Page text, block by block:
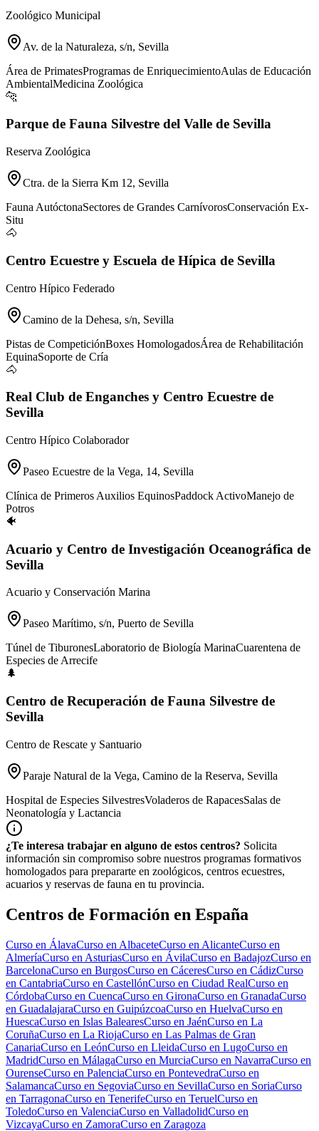
Zoológico Municipal
Av. de la Naturaleza, s/n, Sevilla
Área de PrimatesProgramas de EnriquecimientoAulas de Educación
AmbientalMedicina Zoológica
🐆
Parque de Fauna Silvestre del Valle de Sevilla
Reserva Zoológica
Ctra. de la Sierra Km 12, Sevilla
Fauna AutóctonaSectores de Grandes CarnívorosConservación Ex-
Situ
🐴
Centro Ecuestre y Escuela de Hípica de Sevilla
Centro Hípico Federado
Camino de la Dehesa, s/n, Sevilla
Pistas de CompeticiónBoxes HomologadosÁrea de Rehabilitación
EquinaSoporte de Cría
🐴
Real Club de Enganches y Centro Ecuestre de
Sevilla
Centro Hípico Colaborador
Paseo Ecuestre de la Vega, 14, Sevilla
Clínica de Primeros Auxilios EquinosPaddock ActivoManejo de
Potros
🐠
Acuario y Centro de Investigación Oceanográfica de
Sevilla
Acuario y Conservación Marina
Paseo Marítimo, s/n, Puerto de Sevilla
Túnel de TiburonesLaboratorio de Biología MarinaCuarentena de
Especies de Arrecife
🌲
Centro de Recuperación de Fauna Silvestre de
Sevilla
Centro de Rescate y Santuario
Paraje Natural de la Vega, Camino de la Reserva, Sevilla
Hospital de Especies SilvestresVoladeros de RapacesSalas de
Neonatología y Lactancia
¿Te interesa trabajar en alguno de estos centros? Solicita
información sin compromiso sobre nuestros programas formativos
homologados para prepararte en zoológicos, centros ecuestres,
acuarios y reservas de fauna en tu provincia.
Centros de Formación en España
Curso en ÁlavaCurso en AlbaceteCurso en AlicanteCurso en
AlmeríaCurso en AsturiasCurso en ÁvilaCurso en BadajozCurso en
BarcelonaCurso en BurgosCurso en CáceresCurso en CádizCurso
en CantabriaCurso en CastellónCurso en Ciudad RealCurso en
CórdobaCurso en CuencaCurso en GironaCurso en GranadaCurso
en GuadalajaraCurso en GuipúzcoaCurso en HuelvaCurso en
HuescaCurso en Islas BalearesCurso en JaénCurso en La
CoruñaCurso en La RiojaCurso en Las Palmas de Gran
CanariaCurso en LeónCurso en LleidaCurso en LugoCurso en
MadridCurso en MálagaCurso en MurciaCurso en NavarraCurso en
OurenseCurso en PalenciaCurso en PontevedraCurso en
SalamancaCurso en SegoviaCurso en SevillaCurso en SoriaCurso
en TarragonaCurso en TenerifeCurso en TeruelCurso en
ToledoCurso en ValenciaCurso en ValladolidCurso en
VizcayaCurso en ZamoraCurso en Zaragoza